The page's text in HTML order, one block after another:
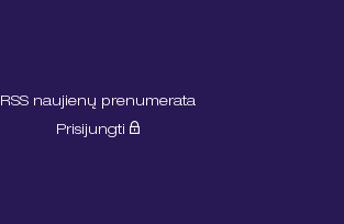
RSS naujienų prenumerata
Prisijungti